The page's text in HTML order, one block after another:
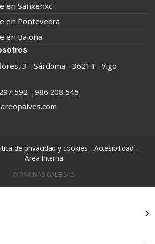
en Sanxenxo
en Pontevedra
en Baiona
3 - Sárdoma - 36214 - Vigo
592 - 986 208 545
de privacidad y cookies - Accesibilidad -
Área Interna
© PÁXINAS GALEGAS